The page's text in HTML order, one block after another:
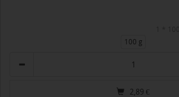
100 g
2,89 €